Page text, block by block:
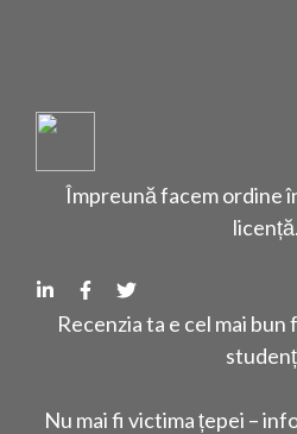
Împreună facem ordine
licență.
Recenzia ta e cel mai
Nu mai fi victima țepei –